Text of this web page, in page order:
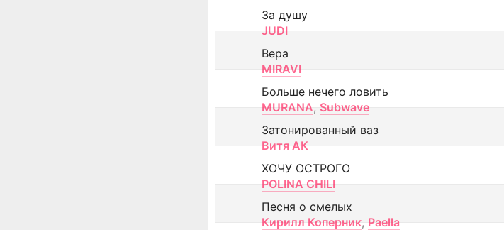
За душу
JUDI
Вера
MIRAVI
Больше нечего ловить
MURANA, Subwave
Затонированный ваз
Витя АК
ХОЧУ ОСТРОГО
POLINA CHILI
Песня о смелых
Кирилл Коперник, Paella